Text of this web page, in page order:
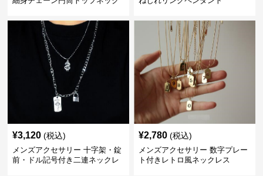
¥3,120 (税込)
メンズアクセサリー 十字架・錠
前・ドル記号付き二連ネックレ
¥2,780 (税込)
メンズアクセサリー 数字プレー
ト付きレトロ風ネックレス